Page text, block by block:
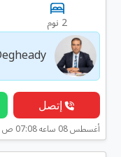
2 نوم
إتصل
أغسطس 08 ساعه 07:08 ص